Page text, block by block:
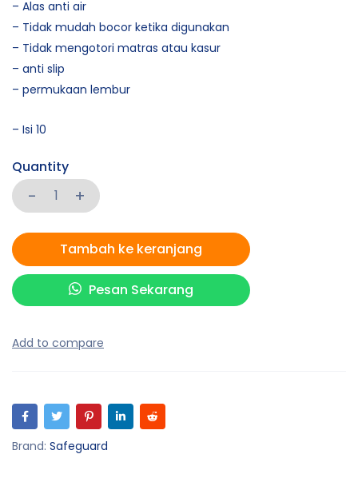
– Alas anti air
– Tidak mudah bocor ketika digunakan
– Tidak mengotori matras atau kasur
– anti slip
– permukaan lembur
– Isi 10
Quantity
Tambah ke keranjang
Pesan Sekarang
Brand: Safeguard